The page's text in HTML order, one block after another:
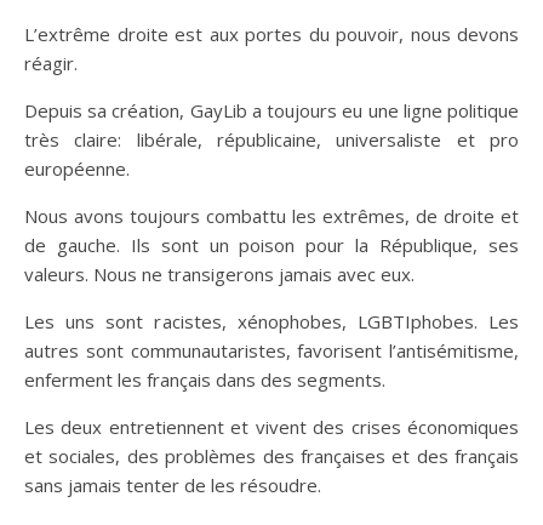
L’extrême droite est aux portes du pouvoir, nous devons
réagir.
Depuis sa création, GayLib a toujours eu une ligne politique
très claire: libérale, républicaine, universaliste et pro
européenne.
Nous avons toujours combattu les extrêmes, de droite et
de gauche. Ils sont un poison pour la République, ses
valeurs. Nous ne transigerons jamais avec eux.
Les uns sont racistes, xénophobes, LGBTIphobes. Les
autres sont communautaristes, favorisent l’antisémitisme,
enferment les français dans des segments.
Les deux entretiennent et vivent des crises économiques
et sociales, des problèmes des françaises et des français
sans jamais tenter de les résoudre.